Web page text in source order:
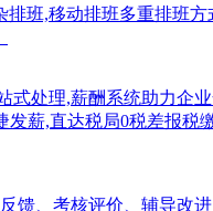
班,移动排班多重排班
处理,薪酬系统助力企
薪,直达税局0税差报
、考核评价、辅导改